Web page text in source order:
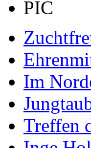
Im
Treffen